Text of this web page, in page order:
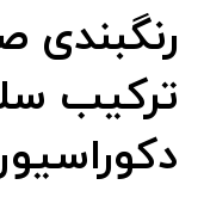
رنگبندی
ترکیب